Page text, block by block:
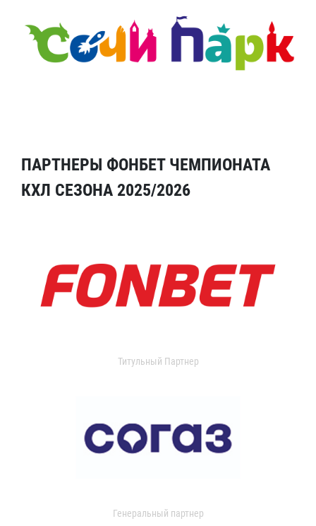
ПАРТНЕРЫ ФОНБЕТ ЧЕМПИОНАТА
КХЛ СЕЗОНА 2025/2026
Титульный Партнер
Генеральный партнер